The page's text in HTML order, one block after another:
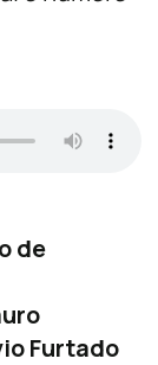
de
Furtado